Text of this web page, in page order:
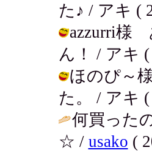
た♪ / アキ (
azzurri様
ん！ / アキ (
ほのぴ～
た。 / アキ (
何買った
☆ / usako (